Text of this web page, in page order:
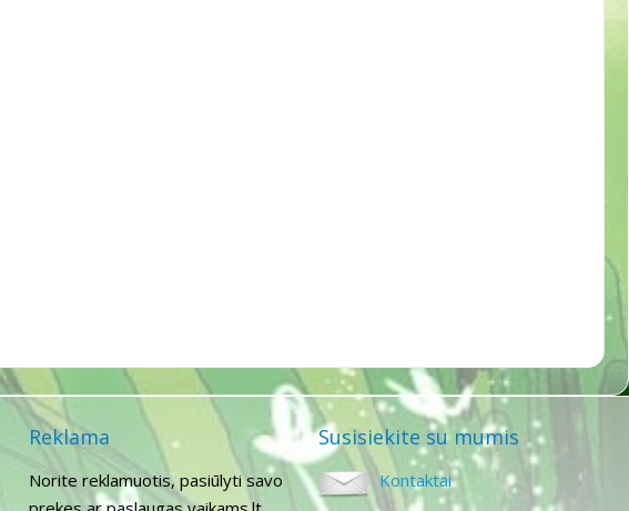
Reklama
Norite reklamuotis, pasiūlyti savo
Susisiekite su mumis
Kontaktai